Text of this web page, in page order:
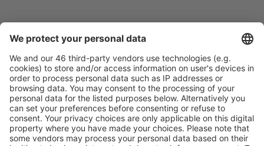
Buchen ohne Sorgen mit einer kostenlosen
Stornierungsoption.
Mehr sparen
Attraktive Preise und Spezialangebote für eingeloggte
Benutzer.
Unterkünfte, die Sie mögen